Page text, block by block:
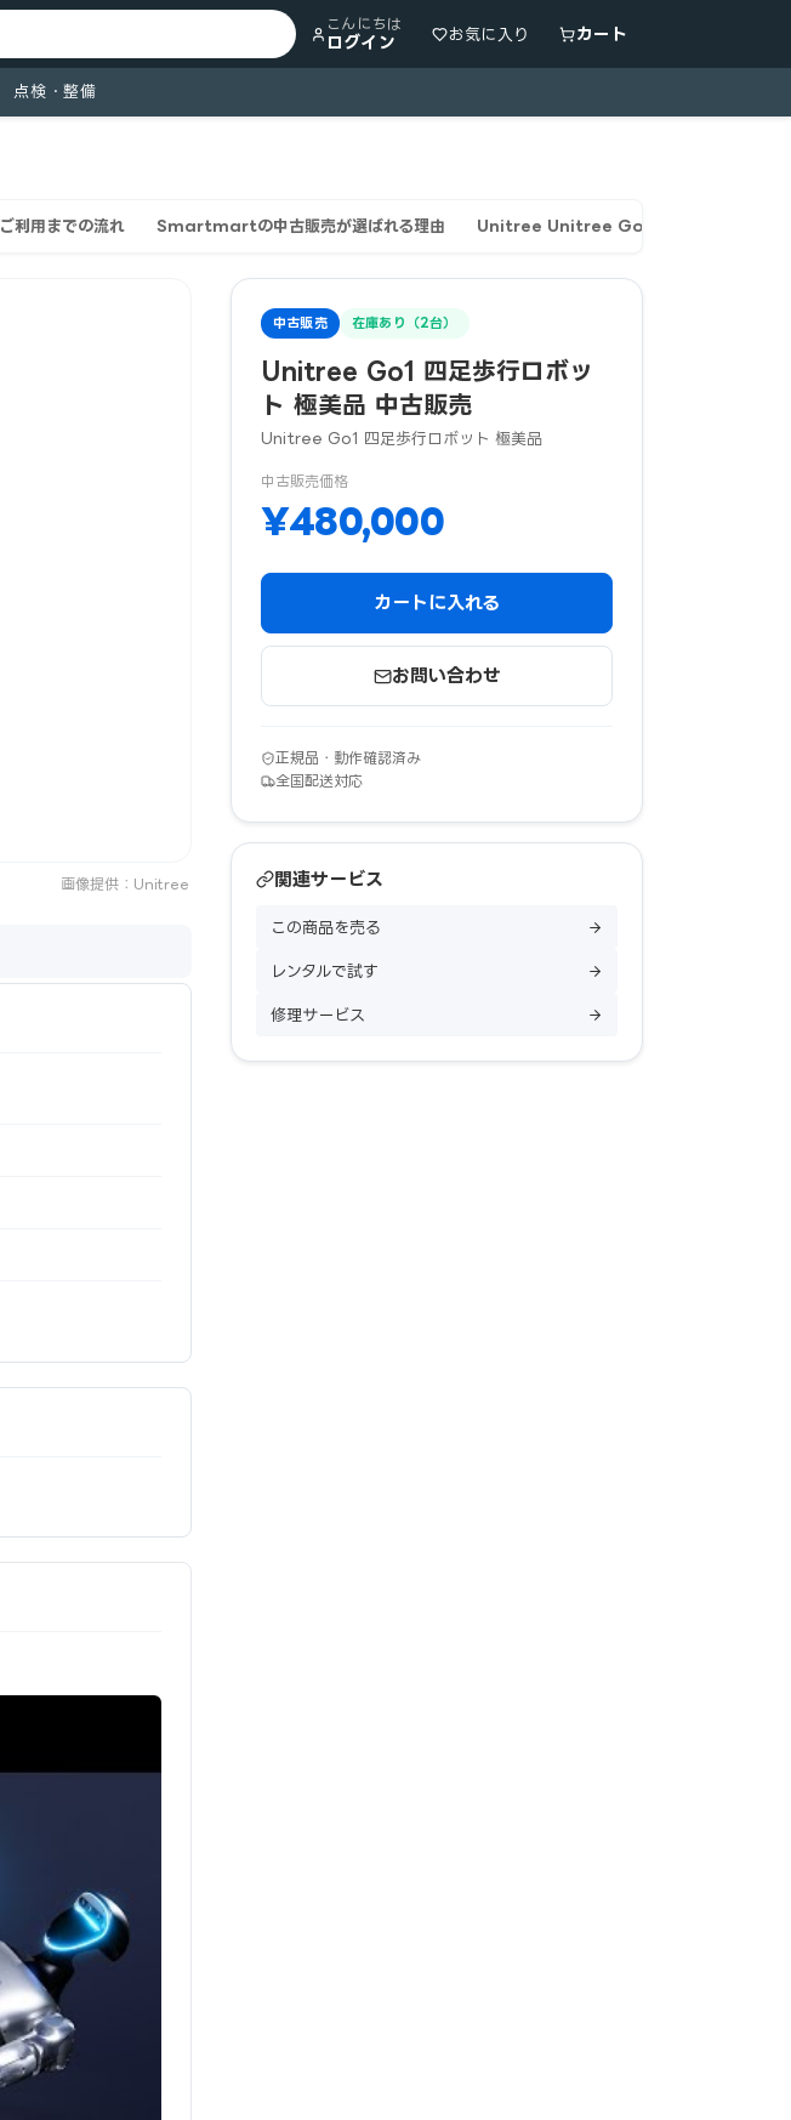
こんにちは
ログイン お気に入り カート
点検・整備
ご利用までの流れ Smartmartの中古販売が選ばれる理由 Unitree Unitree Go1 四足歩行ロボット
画像提供：Unitree
中古販売 在庫あり（2台）
Unitree Go1 四足歩行ロボッ
ト 極美品 中古販売
Unitree Go1 四足歩行ロボット 極美品
中古販売価格
¥480,000
カートに入れる
お問い合わせ
正規品・動作確認済み
全国配送対応
関連サービス
この商品を売る
レンタルで試す
修理サービス